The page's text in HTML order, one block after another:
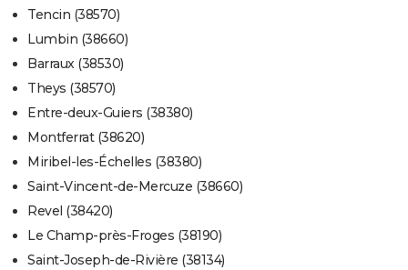
Tencin (38570)
Lumbin (38660)
Barraux (38530)
Theys (38570)
Entre-deux-Guiers (38380)
Montferrat (38620)
Miribel-les-Échelles (38380)
Saint-Vincent-de-Mercuze (38660)
Revel (38420)
Le Champ-près-Froges (38190)
Saint-Joseph-de-Rivière (38134)